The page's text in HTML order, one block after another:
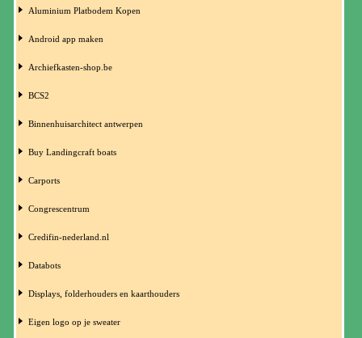
Aluminium Platbodem Kopen
Android app maken
Archiefkasten-shop.be
BCS2
Binnenhuisarchitect antwerpen
Buy Landingcraft boats
Carports
Congrescentrum
Credifin-nederland.nl
Databots
Displays, folderhouders en kaarthouders
Eigen logo op je sweater